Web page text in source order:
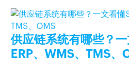
供应链系统有哪些？一
ERP、WMS、TMS、